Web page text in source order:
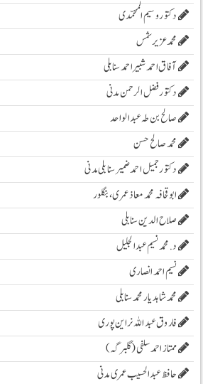
دکتور وسیم المحمّدی
محمدعزیرشمس
آفاق احمد شبیر احمد سنابلی
دکتور فضل الرحمن مدنی
صالح بن طہ عبد الواحد
محمد صالح حسن
دکتور جمیل احمد ضمیر سنابلی مدنی
ابو قحافہ محمد معاذ عمری، بنگلور
صلاح الدین سنابلی
د. محمد نسیم عبد الجلیل
نسیم احمد انصاری
محمد شاہد یار محمد سنابلی
فاروق عبد اللہ نراین پوری
ممتاز احمد سلفی (گلبرگہ)
حافظ عبدالحسیب عمری مدنی